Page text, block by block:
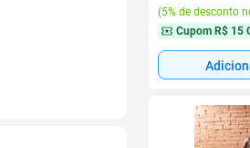
(5% de desconto
Cupom R$ 15